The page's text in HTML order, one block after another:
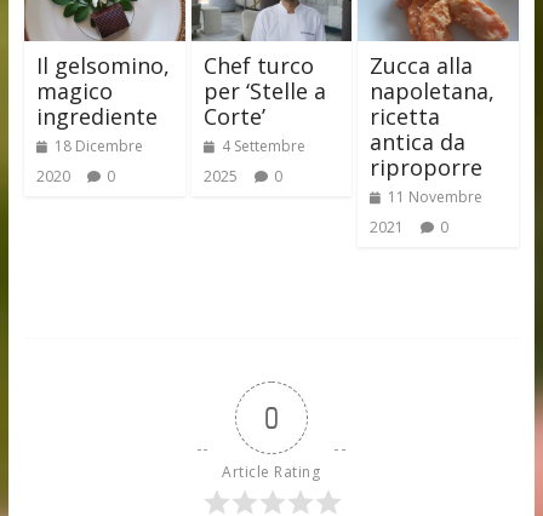
Il gelsomino,
magico
ingrediente
18 Dicembre
2020
0
Chef turco
per ‘Stelle a
Corte’
4 Settembre
2025
0
Zucca alla
napoletana,
ricetta
antica da
riproporre
11 Novembre
2021
0
0
Article Rating